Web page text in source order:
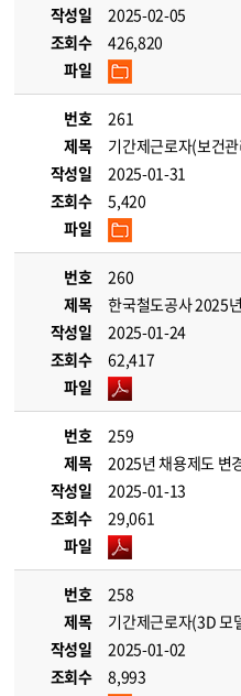
작성일
2025-02-05
조회수
426,820
파일
번호
261
제목
기간제근로자(보건
작성일
2025-01-31
조회수
5,420
파일
번호
260
제목
한국철도공사 2025
작성일
2025-01-24
조회수
62,417
파일
번호
259
제목
2025년 채용제도 변
작성일
2025-01-13
조회수
29,061
파일
번호
258
제목
기간제근로자(3D 모
작성일
2025-01-02
조회수
8,993